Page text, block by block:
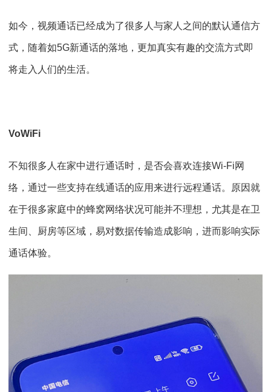
如今，视频通话已经成为了很多人与家人之间的默认通信方
式，随着如5G新通话的落地，更加真实有趣的交流方式即
将走入人们的生活。
VoWiFi
不知很多人在家中进行通话时，是否会喜欢连接Wi-Fi网
络，通过一些支持在线通话的应用来进行远程通话。原因就
在于很多家庭中的蜂窝网络状况可能并不理想，尤其是在卫
生间、厨房等区域，易对数据传输造成影响，进而影响实际
通话体验。